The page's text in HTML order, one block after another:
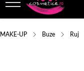
MAKE-UP Buze Ruj